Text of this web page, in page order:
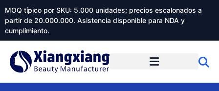
MOQ típico por SKU: 5.000 unidades; precios escalonados a
partir de 20.000.000. Asistencia disponible para NDA y
cumplimiento.